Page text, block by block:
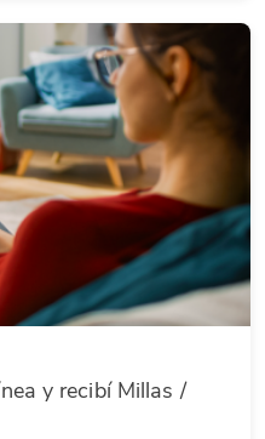
y recibí Millas /